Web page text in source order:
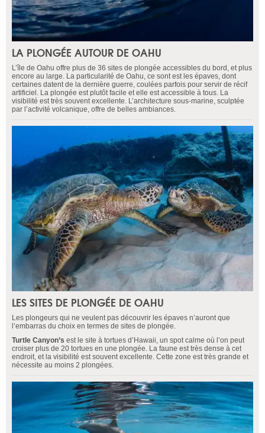
LA PLONGÉE AUTOUR DE OAHU
L’île de Oahu offre plus de 36 sites de plongée accessibles du bord, et plus
encore au large. La particularité de Oahu, ce sont est les épaves, dont
certaines datent de la dernière guerre, coulées parfois pour servir de récif
artificiel. La plongée est plutôt facile et elle est accessible à tous. La
visibilité est très souvent excellente. L’architecture sous-marine, sculptée
par l’activité volcanique, offre de belles ambiances.
LES SITES DE PLONGÉE DE OAHU
Les plongeurs qui ne veulent pas découvrir les épaves n’auront que
l’embarras du choix en termes de sites de plongée.
Turtle Canyon’s est le site à tortues d’Hawaii, un spot calme où l’on peut
croiser plus de 20 tortues en une plongée. La faune est très dense à cet
endroit, et la visibilité est souvent excellente. Cette zone est très grande et
nécessite au moins 2 plongées.